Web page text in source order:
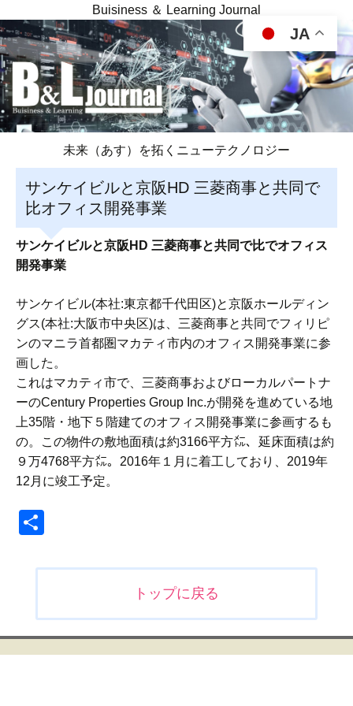
Buisiness ＆ Learning Journal
未来（あす）を拓くニューテクノロジー
サンケイビルと京阪HD 三菱商事と共同で
比オフィス開発事業
サンケイビルと京阪HD 三菱商事と共同で比でオフィス
開発事業
サンケイビル(本社:東京都千代田区)と京阪ホールディン
グス(本社:大阪市中央区)は、三菱商事と共同でフィリピ
ンのマニラ首都圏マカティ市内のオフィス開発事業に参
画した。
これはマカティ市で、三菱商事およびローカルパートナ
ーのCentury Properties Group Inc.が開発を進めている地
上35階・地下５階建てのオフィス開発事業に参画するも
の。この物件の敷地面積は約3166平方㍍、延床面積は約
９万4768平方㍍。2016年１月に着工しており、2019年
12月に竣工予定。
ビ
ゲ
トップに戻る
JA